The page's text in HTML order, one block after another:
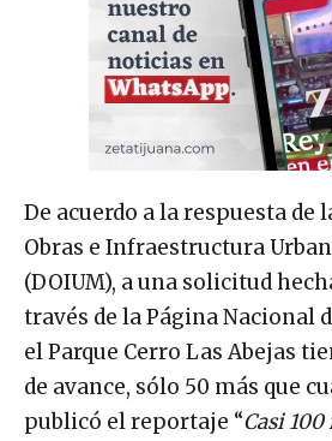
De acuerdo a la respuesta de
Obras e Infraestructura
(DOIUM), a una solicitud
través de la Página Nacional
el Parque Cerro Las Abejas
de avance, sólo 50 más que
publicó el reportaje “Casi